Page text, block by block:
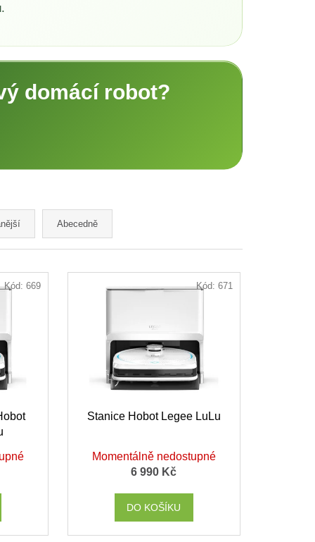
domácí robot?
Abecedně
Kód: 669
Stanice Hobot Legee LuLu
Momentálně nedostupné
6 990 Kč
DO KOŠÍKU
Kód: 671